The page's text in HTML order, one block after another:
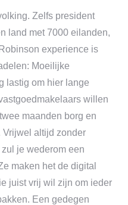
Zelfs president
land met 7000 eilanden,
experience is
Moeilijke
lastig om hier lange
willen
maanden borg en
Vrijwel altijd zonder
je wederom een
maken het de digital
juist vrij wil zijn om ieder
Een gedegen